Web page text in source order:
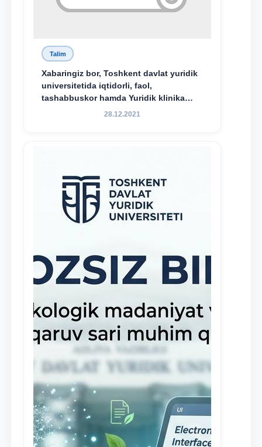
Talim
Xabaringiz bor, Toshkent davlat yuridik
universitetida iqtidorli, faol,
tashabbuskor hamda Yuridik klinika
faoliyatida o‘z bilim va ko‘nikmalarini
28.12.2021